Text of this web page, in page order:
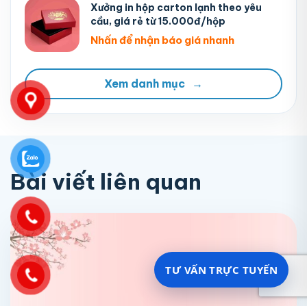
Xưởng in hộp carton lạnh theo yêu
cầu, giá rẻ từ 15.000đ/hộp
Nhấn để nhận báo giá nhanh
Xem danh mục →
Bài viết liên quan
TƯ VẤN TRỰC TUYẾN